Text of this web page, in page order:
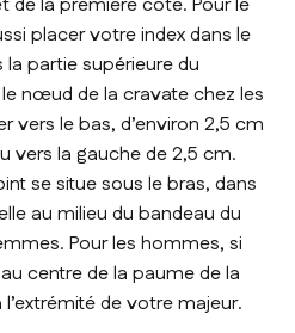
placer votre index dans le
partie supérieure du
nœud de la cravate chez les
vers le bas, d’environ 2,5 cm
vers la gauche de 2,5 cm.
se situe sous le bras, dans
au milieu du bandeau du
Pour les hommes, si
centre de la paume de la
de votre majeur.